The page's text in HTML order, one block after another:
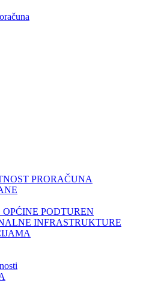
PRORAČUNA
PODTUREN
INFRASTRUKTURE